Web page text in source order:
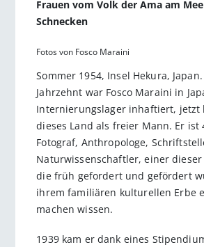
Frauen vom Volk der Ama am
Schnecken
Fotos von Fosco Maraini
Sommer 1954, Insel Hekura,
Jahrzehnt war Fosco Maraini in
Internierungslager inhaftiert, jetzt
dieses Land als freier Mann. Er ist
Fotograf, Anthropologe,
Naturwissenschaftler, einer
die früh gefordert und gefördert
ihrem familiären kulturellen Erbe
machen wissen.
1939 kam er dank eines